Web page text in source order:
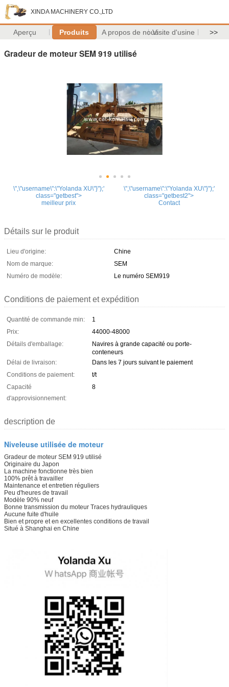
XINDA MACHINERY CO.,LTD
Aperçu Produits A propos de nousVisite d'usine >>
Gradeur de moteur SEM 919 utilisé
\",\"username\":\"Yolanda XU\"}");'
class="getbest">
meilleur prix
\",\"username\":\"Yolanda XU\"}");'
class="getbest2">
Contact
Détails sur le produit
Lieu d'origine:
Chine
Nom de marque:
SEM
Numéro de modèle:
Le numéro SEM919
Conditions de paiement et expédition
Quantité de commande min:
1
Prix:
44000-48000
Détails d'emballage:
Navires à grande capacité ou porte-
conteneurs
Délai de livraison:
Dans les 7 jours suivant le paiement
Conditions de paiement:
t/t
Capacité
d'approvisionnement:
8
description de
Niveleuse utilisée de moteur
Gradeur de moteur SEM 919 utilisé
Originaire du Japon
La machine fonctionne très bien
100% prêt à travailler
Maintenance et entretien réguliers
Peu d'heures de travail
Modèle 90% neuf
Bonne transmission du moteur Traces hydrauliques
Aucune fuite d'huile
Bien et propre et en excellentes conditions de travail
Situé à Shanghai en Chine